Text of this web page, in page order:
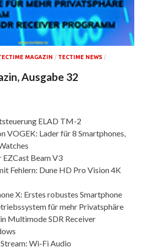
MAGAZIN / TECTIME NEWS /
Ausgabe 32
ELAD TM-2
VOGEK: Lader für 8 Smartphones,
Beam V3
Fehlern: Dune HD Pro Vision 4K
X: Erstes robustes Smartphone
für mehr Privatsphäre
Multimode SDR Receiver
Wi-Fi Audio